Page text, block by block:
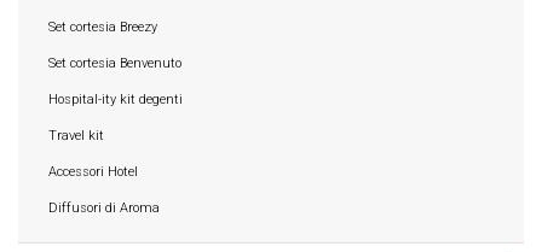
Set cortesia Breezy
Set cortesia Benvenuto
Hospital-ity kit degenti
Travel kit
Accessori Hotel
Diffusori di Aroma